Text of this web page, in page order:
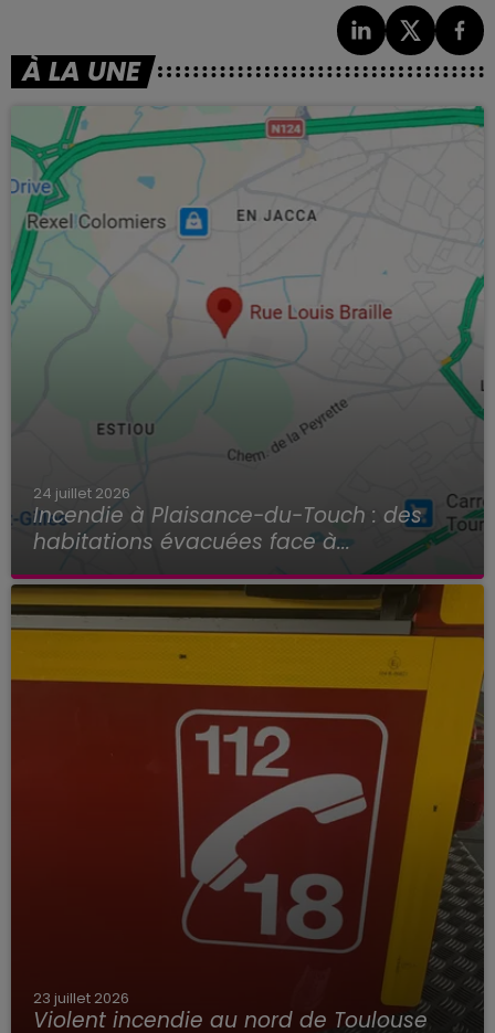
À LA UNE
24 juillet 2026
Incendie à Plaisance-du-Touch : des
habitations évacuées face à...
23 juillet 2026
Violent incendie au nord de Toulouse